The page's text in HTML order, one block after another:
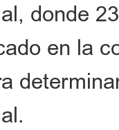
donde
en la